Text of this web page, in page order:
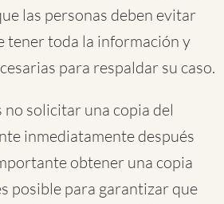
las personas deben evitar
tener toda la información y
para respaldar su caso.
solicitar una copia del
inmediatamente después
obtener una copia
posible para garantizar que